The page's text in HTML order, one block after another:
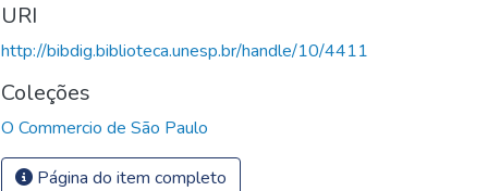
URI
http://bibdig.biblioteca.unesp.br/handle/10/4411
Coleções
O Commercio de São Paulo
Página do item completo